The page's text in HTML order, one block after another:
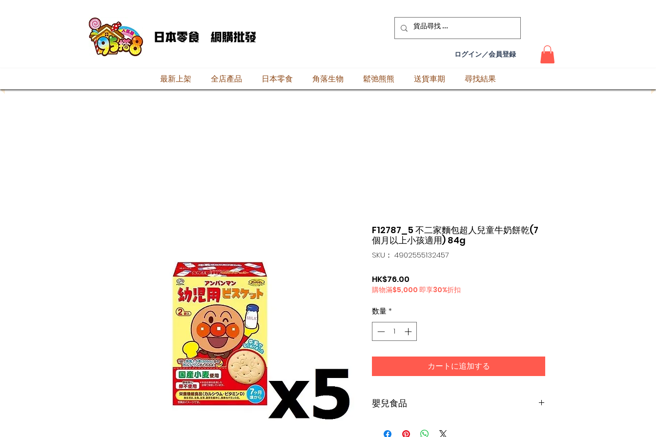
ログイン／会員登録
最新上架 全店產品 日本零食 角落生物 鬆弛熊熊 送貨車期 尋找結果
F12787_5 不二家麵包超人兒童牛奶餅乾(7
個月以上小孩適用) 84g
SKU： 4902555132457
HK$76.00
格
購物滿$5,000 即享30%折扣
数量*
カートに追加する
嬰兒食品